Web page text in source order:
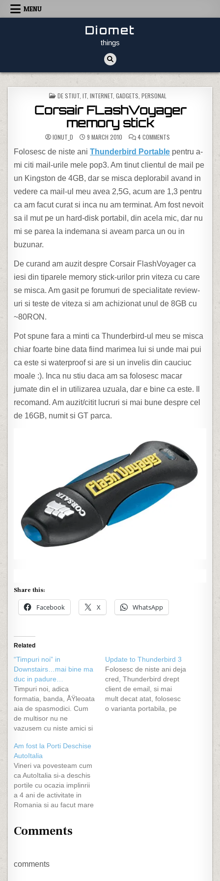
Skip to content
MENU
Diomet
things
POSTED IN
DE STIUT, IT, INTERNET, GADGETS PERSONAL
Corsair FLashVoyager
memory stick
IONUT_D 9 MARCH 2010 4 COMMENTS
Folosesc de niste aniThunderbird Portable pentru a-
mi citi mail-urile mele pop3. Am tinut clientul de mail pe
un Kingston de 4GB, dar se misca deplorabil avand in
vedere ca mail-ul meu avea 2,5G, acum are 1,3 pentru
ca am facut curat si inca nu am terminat. Am fost nevoit
sa il mut pe un hard-disk portabil, din acela mic, dar nu
mi se parea la indemana si aveam parca un ou in
buzunar.
De curand am auzit despre Corsair FlashVoyager ca
iesi din tiparele memory stick-urilor prin viteza cu care
se misca. Am gasit pe forumuri de specialitate review-
uri si teste de viteza si am achizionat unul de 8GB cu
~80RON.
Pot spune fara a minti ca Thunderbird-ul meu se misca
chiar foarte bine data fiind marimea lui si unde mai pui
ca este si waterproof si are si un invelis din cauciuc
moale :). Inca nu stiu daca am sa folosesc macar
jumate din el in utilizarea uzuala, dar e bine ca este. Il
recomand. Am auzit/citit lucruri si mai bune despre cel
de 16GB, numit si GT parca.
Share this:
Facebook X WhatsApp
Related
“Timpuri noi” in
Downstairs…mai bine ma
duc in padure…
Timpuri noi, adica
formatia, banda, ÅŸleoata
aia de spasmodici. Cum
de multisor nu ne
vazusem cu niste amici si
organizata o iesire de
grup, am zis "da" aseara
sa mergem intr-un fel de
club, Downstairs. De fapt
am primit invitatie si am
zis da. Cica intrarea…
Update to Thunderbird 3
Folosesc de niste ani deja
cred, Thunderbird drept
client de email, si mai
mult decat atat, folosesc
o varianta portabila, pe
Am fost la Porti Deschise
AutoItalia
Vineri va povesteam cum
ca AutoItalia si-a deschis
portile cu ocazia implinrii
a 4 ani de activitate in
Romania si au facut mare
11:30 am plecat din
alaturi de mai multi
Comments
comments